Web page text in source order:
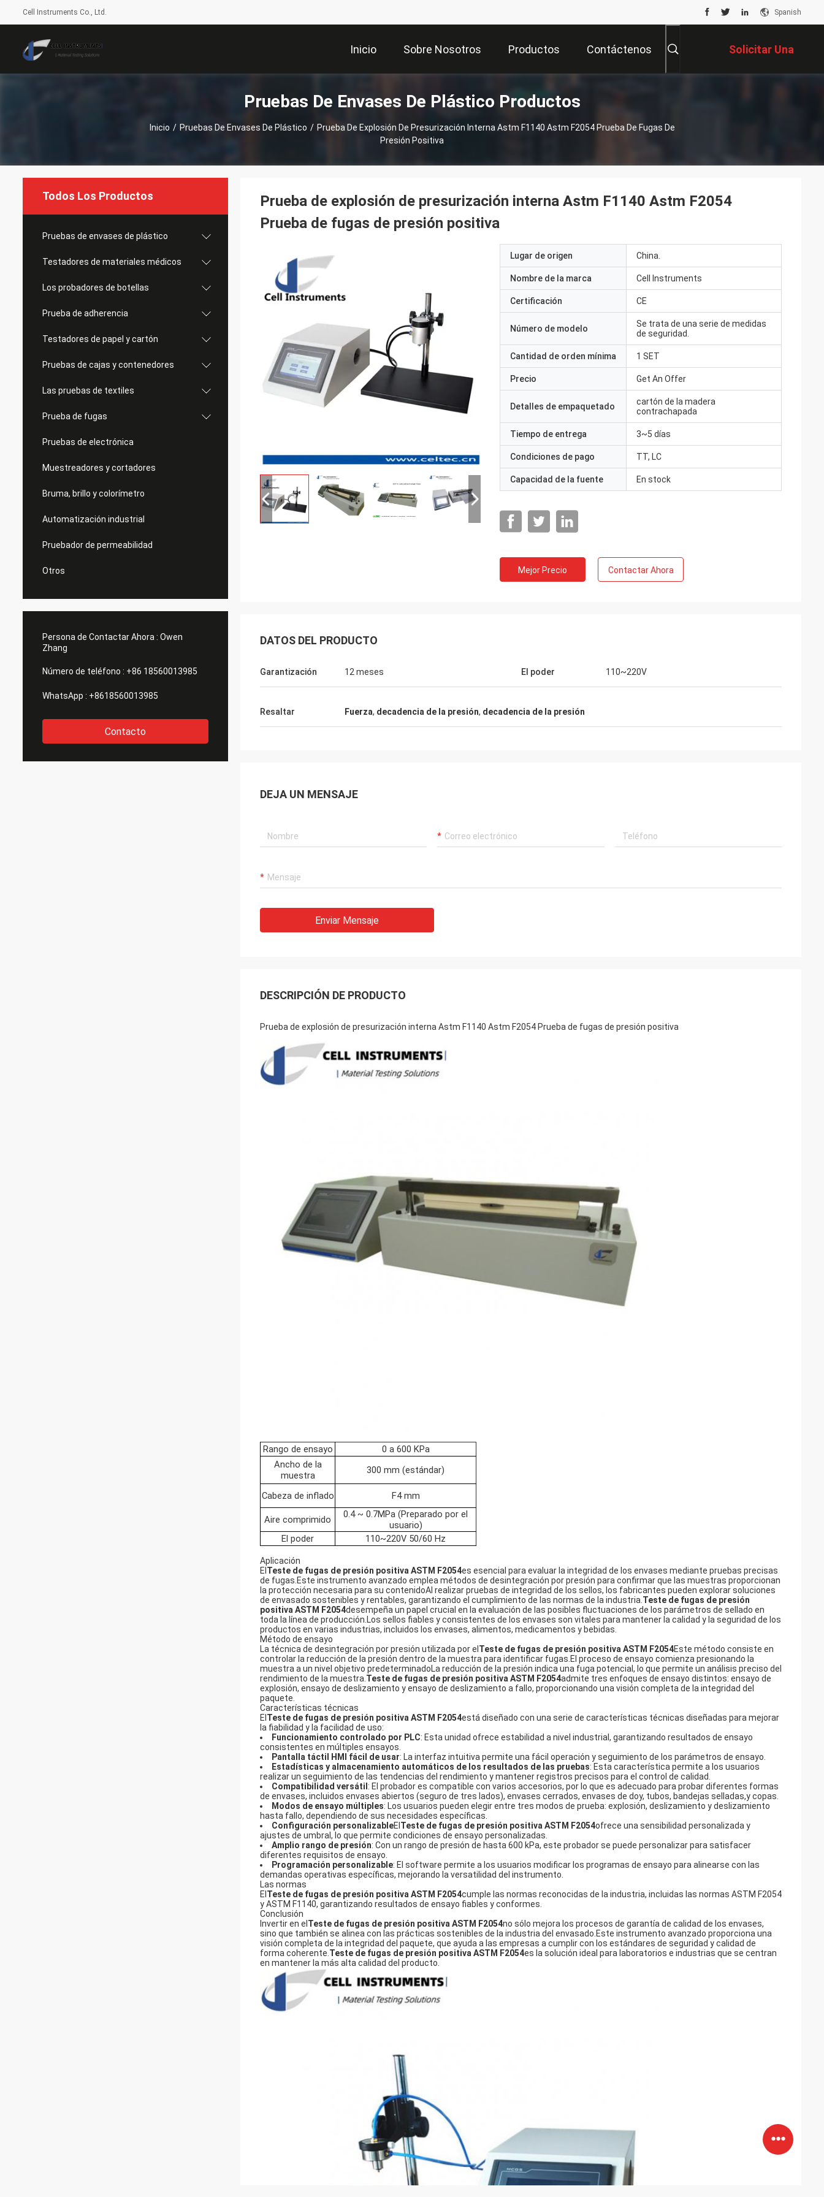
Cell Instruments Co., Ltd. Spanish
Inicio Sobre Nosotros Productos Contáctenos Solicitar Una
Cotización
Pruebas De Envases De Plástico Productos
Inicio / Pruebas De Envases De Plástico / Prueba De Explosión De Presurización Interna Astm F1140 Astm F2054 Prueba De Fugas De
Presión Positiva
Todos Los Productos
Pruebas de envases de plástico
Testadores de materiales médicos
Los probadores de botellas
Prueba de adherencia
Testadores de papel y cartón
Pruebas de cajas y contenedores
Las pruebas de textiles
Prueba de fugas
Pruebas de electrónica
Muestreadores y cortadores
Bruma, brillo y colorímetro
Automatización industrial
Pruebador de permeabilidad
Otros
Persona de Contactar Ahora : Owen
Zhang
Número de teléfono : +86 18560013985
WhatsApp : +8618560013985
Contacto
Prueba de explosión de presurización interna Astm F1140 Astm F2054
Prueba de fugas de presión positiva
Lugar de origen China.
Nombre de la marca Cell Instruments
Certificación CE
Número de modelo
Se trata de una serie de medidas
de seguridad.
Cantidad de orden mínima 1 SET
Precio Get An Offer
Detalles de empaquetado
cartón de la madera
contrachapada
Tiempo de entrega 3~5 días
Condiciones de pago TT, LC
Capacidad de la fuente En stock
Mejor Precio Contactar Ahora
DATOS DEL PRODUCTO
Garantización 12 meses El poder 110~220V
Resaltar Fuerza, decadencia de la presión, decadencia de la presión
DEJA UN MENSAJE
Enviar Mensaje
DESCRIPCIÓN DE PRODUCTO
Prueba de explosión de presurización interna Astm F1140 Astm F2054 Prueba de fugas de presión positiva
Rango de ensayo
0 a 600 KPa
Ancho de la
muestra
300 mm (estándar)
Cabeza de inflado F4 mm
Aire comprimido
0.4 ~ 0.7MPa (Preparado por el
usuario)
El poder
110~220V 50/60 Hz
Aplicación
El Teste de fugas de presión positiva ASTM F2054es esencial para evaluar la integridad de los envases mediante pruebas precisas
de fugas.Este instrumento avanzado emplea métodos de desintegración por presión para confirmar que las muestras proporcionan
la protección necesaria para su contenidoAl realizar pruebas de integridad de los sellos, los fabricantes pueden explorar soluciones
de envasado sostenibles y rentables, garantizando el cumplimiento de las normas de la industria. Teste de fugas de presión
positiva ASTM F2054desempeña un papel crucial en la evaluación de las posibles fluctuaciones de los parámetros de sellado en
toda la línea de producción.Los sellos fiables y consistentes de los envases son vitales para mantener la calidad y la seguridad de los
productos en varias industrias, incluidos los envases, alimentos, medicamentos y bebidas.
Método de ensayo
La técnica de desintegración por presión utilizada por el Teste de fugas de presión positiva ASTM F2054Este método consiste en
controlar la reducción de la presión dentro de la muestra para identificar fugas.El proceso de ensayo comienza presionando la
muestra a un nivel objetivo predeterminadoLa reducción de la presión indica una fuga potencial, lo que permite un análisis preciso del
rendimiento de la muestra. Teste de fugas de presión positiva ASTM F2054admite tres enfoques de ensayo distintos: ensayo de
explosión, ensayo de deslizamiento y ensayo de deslizamiento a fallo, proporcionando una visión completa de la integridad del
paquete.
Características técnicas
El Teste de fugas de presión positiva ASTM F2054está diseñado con una serie de características técnicas diseñadas para mejorar
la fiabilidad y la facilidad de uso:
Funcionamiento controlado por PLC: Esta unidad ofrece estabilidad a nivel industrial, garantizando resultados de ensayo
consistentes en múltiples ensayos.
Pantalla táctil HMI fácil de usar: La interfaz intuitiva permite una fácil operación y seguimiento de los parámetros de ensayo.
Estadísticas y almacenamiento automáticos de los resultados de las pruebas: Esta característica permite a los usuarios
realizar un seguimiento de las tendencias del rendimiento y mantener registros precisos para el control de calidad.
Compatibilidad versátil : El probador es compatible con varios accesorios, por lo que es adecuado para probar diferentes formas
de envases, incluidos envases abiertos (seguro de tres lados), envases cerrados, envases de doy, tubos, bandejas selladas,y copas.
Modos de ensayo múltiples: Los usuarios pueden elegir entre tres modos de prueba: explosión, deslizamiento y deslizamiento
hasta fallo, dependiendo de sus necesidades específicas.
Configuración personalizableEl Teste de fugas de presión positiva ASTM F2054ofrece una sensibilidad personalizada y
ajustes de umbral, lo que permite condiciones de ensayo personalizadas.
Amplio rango de presión: Con un rango de presión de hasta 600 kPa, este probador se puede personalizar para satisfacer
diferentes requisitos de ensayo.
Programación personalizable: El software permite a los usuarios modificar los programas de ensayo para alinearse con las
demandas operativas específicas, mejorando la versatilidad del instrumento.
Las normas
El Teste de fugas de presión positiva ASTM F2054cumple las normas reconocidas de la industria, incluidas las normas ASTM F2054
y ASTM F1140, garantizando resultados de ensayo fiables y conformes.
Conclusión
Invertir en el Teste de fugas de presión positiva ASTM F2054no sólo mejora los procesos de garantía de calidad de los envases,
sino que también se alinea con las prácticas sostenibles de la industria del envasado.Este instrumento avanzado proporciona una
visión completa de la integridad del paquete, que ayuda a las empresas a cumplir con los estándares de seguridad y calidad de
forma coherente. Teste de fugas de presión positiva ASTM F2054es la solución ideal para laboratorios e industrias que se centran
en mantener la más alta calidad del producto.